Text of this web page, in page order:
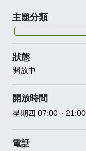
主題分類
狀態
開放中
開放時間
星期四 07:00 ~ 21:00
電話